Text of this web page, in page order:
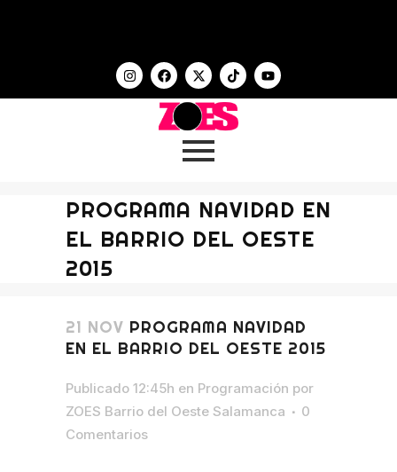
PROGRAMA NAVIDAD EN
EL BARRIO DEL OESTE
2015
21 NOV PROGRAMA NAVIDAD
EN EL BARRIO DEL OESTE 2015
Publicado 12:45h en Programación por
ZOES Barrio del Oeste Salamanca
0
Comentarios